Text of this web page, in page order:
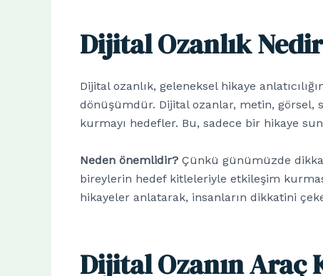
Dijital Ozanlık
Dijital ozanlık, geleneksel hikaye
dönüşümdür. Dijital ozanlar, metin, görsel,
kurmayı hedefler. Bu, sadece bir hikaye
Neden önemlidir? Çünkü günümüzde
bireylerin hedef kitleleriyle etkileşim
hikayeler anlatarak, insanların dikkatini
Dijital Ozanın Araç